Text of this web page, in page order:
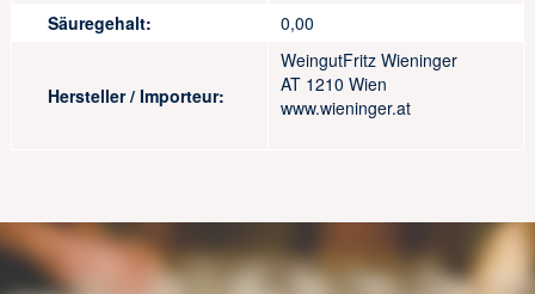
Säuregehalt:
0,00
Hersteller / Importeur:
WeingutFritz Wieninger
AT 1210 Wien
www.wieninger.at